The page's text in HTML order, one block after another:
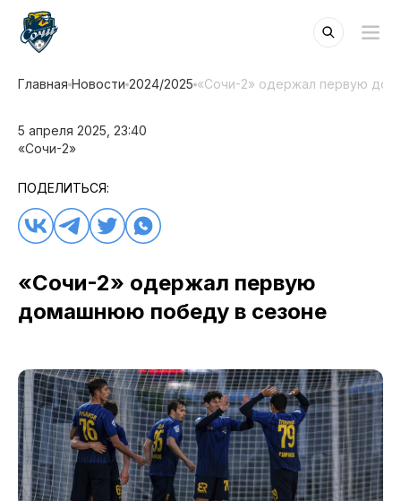
Главная Новости 2024/2025 «Сочи-2» одержал первую
5 апреля 2025, 23:40
«Cочи-2»
ПОДЕЛИТЬСЯ:
«Сочи-2» одержал первую
домашнюю победу в сезоне